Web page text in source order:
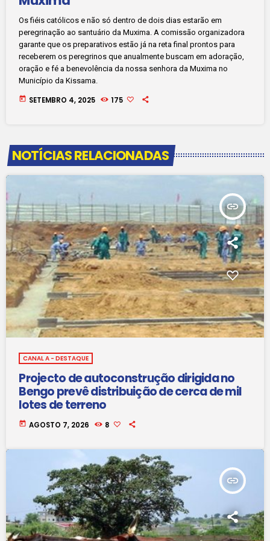
Os fiéis católicos e não só dentro de dois dias estarão em
peregrinação ao santuário da Muxima. A comissão organizadora
garante que os preparativos estão já na reta final prontos para
receberem os peregrinos que anualmente buscam em adoração,
oração e fé a benevolência da nossa senhora da Muxima no
Município da Kissama.
today SETEMBRO 4, 2025 175
NOTÍCIAS RELACIONADAS
insert_link
CANAL A - DESTAQUE
Projecto de autoconstrução dirigida no
Bengo prevê distribuição de cerca de mil
lotes de terreno
today AGOSTO 7, 2026 8
insert_link